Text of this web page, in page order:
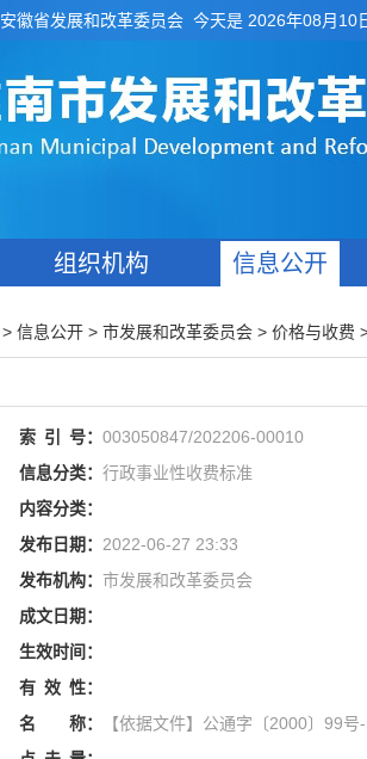
安徽省发展和改革委员会 今天是 2026年08月10
组织机构 信息公开
> 信息公开 > 市发展和改革委员会 > 价格与收费
索 引 号： 003050847/202206-00010
信息分类： 行政事业性收费标准
内容分类：
发布日期： 2022-06-27 23:33
发布机构： 市发展和改革委员会
成文日期：
生效时间：
有 效 性：
名
称：
【依据文件】公通字〔2000〕99